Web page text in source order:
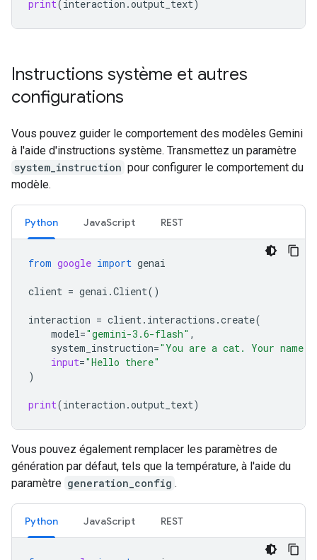
print(interaction .output_text)
Instructions système et autres
configurations
Vous pouvez guider le comportement des modèles Gemini
à l'aide d'instructions système. Transmettez un paramètre
system_instruction pour configurer le comportement du
modèle.
Python JavaScript REST
from google import genai
client = genai .Client()
interaction = client. interactions .create(
model="gemini-3.6-flash" ,
system_instruction="You are a cat. Your name
input="Hello there"
)
print(interaction .output_text)
Vous pouvez également remplacer les paramètres de
génération par défaut, tels que la température, à l'aide du
paramètre generation_config .
Python JavaScript REST